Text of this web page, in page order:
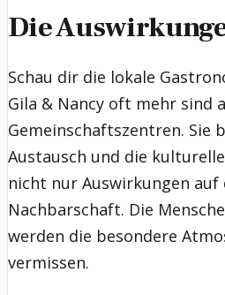
Die
Schau dir die lokale
Gila & Nancy oft mehr sind
Gemeinschaftszentren. Sie
Austausch und die
nicht nur Auswirkungen
Nachbarschaft. Die
werden die besondere
vermissen.